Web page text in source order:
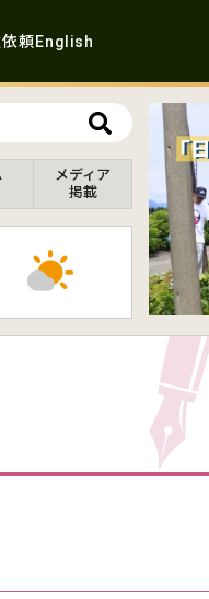
頼English
メディア
掲載